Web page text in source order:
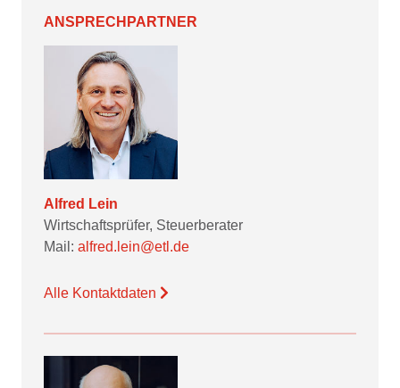
ANSPRECHPARTNER
Alfred Lein
Wirtschaftsprüfer, Steuerberater
Mail: alfred.lein@etl.de
Alle Kontaktdaten